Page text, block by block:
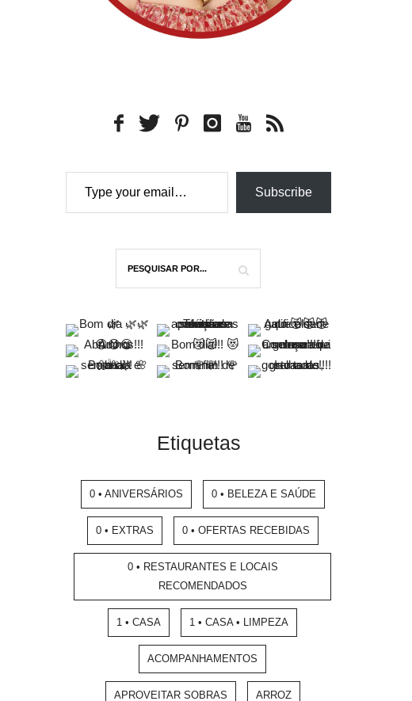
Type your email…
Subscribe
Etiquetas
0 • ANIVERSÁRIOS 0 • BELEZA E SAÚDE
0 • EXTRAS 0 • OFERTAS RECEBIDAS
0 • RESTAURANTES E LOCAIS
RECOMENDADOS
1 • CASA 1 • CASA • LIMPEZA
ACOMPANHAMENTOS
APROVEITAR SOBRAS ARROZ